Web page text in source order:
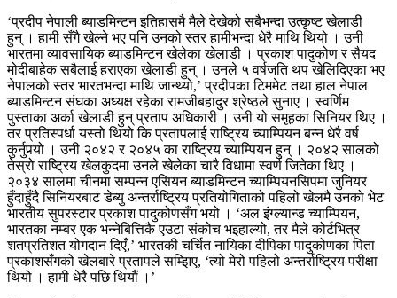
‘प्रदीप नेपाली ब्याडमिन्टन इतिहासमै मैले देखेको सबैभन्दा उत्कृष्ट खेलाडी
हुन् । हामी सँगै खेल्ने भए पनि उनको स्तर हामीभन्दा धेरै माथि थियो । उनी
भारतमा व्यावसायिक ब्याडमिन्टन खेलेका खेलाडी । प्रकाश पादुकोण र सैयद
मोदीबाहेक सबैलाई हराएका खेलाडी हुन् । उनले ५ वर्षजति थप खेलिदिएका भए
नेपालको स्तर भारतभन्दा माथि जान्थ्यो,’ प्रदीपका टिममेट तथा हाल नेपाल
ब्याडमिन्टन संघका अध्यक्ष रहेका रामजीबहादुर श्रेष्ठले सुनाए । स्वर्णिम
पुस्ताका अर्का खेलाडी हुन् प्रताप अधिकारी । उनी यो समूहका सिनियर थिए ।
तर प्रतिस्पर्धा यस्तो थियो कि प्रतापलाई राष्ट्रिय च्याम्पियन बन्न धेरै वर्ष
कुर्नुपर्‍यो । उनी २०४२ र २०४५ का राष्ट्रिय च्याम्पियन हुन् । २०४२ सालको
तेस्रो राष्ट्रिय खेलकुदमा उनले खेलेका चारै विधामा स्वर्ण जितेका थिए ।
२०३४ सालमा चीनमा सम्पन्न एसियन ब्याडमिन्टन च्याम्पियनसिपमा जुनियर
हुँदाहुँदै सिनियरबाट डेब्यु अन्तर्राष्ट्रिय प्रतियोगिताको पहिलो खेलमै उनको भेट
भारतीय सुपरस्टार प्रकाश पादुकोणसँग भयो । ‘अल इंग्ल्यान्ड च्याम्पियन,
भारतका नम्बर एक भन्नेबित्तिकै एउटा संकोच भइहाल्यो, तर मैले कोर्टभित्र
शतप्रतिशत योगदान दिएँ,’ भारतकी चर्चित नायिका दीपिका पादुकोणका पिता
प्रकाशसँगको खेलबारे प्रतापले सम्झिए, ‘त्यो मेरो पहिलो अन्तर्राष्ट्रिय परीक्षा
थियो । हामी धेरै पछि थियौं ।’